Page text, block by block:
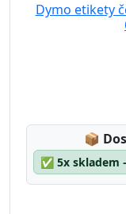
Dymo etikety
📦
✅ 5x skladem